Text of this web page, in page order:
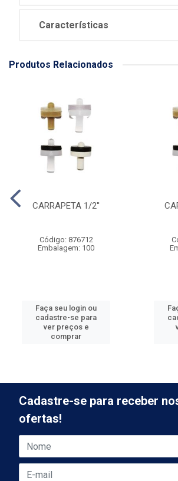
Características
Produtos Relacionados
CARRAPETA 1/2''
Código: 876712
Embalagem: 100
Faça seu login ou
cadastre-se para
ver preços e
comprar
Cadastre-se para receber
ofertas!